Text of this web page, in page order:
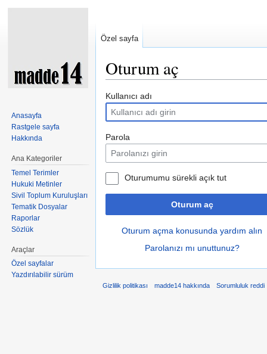
Oturum aç
Kullanıcı adı
Parola
Oturumumu sürekli açık tut
Oturum aç
Oturum açma konusunda yardım alın
Parolanızı mı unuttunuz?
Özel sayfa
Anasayfa
Rastgele sayfa
Hakkında
Ana Kategoriler
Temel Terimler
Hukuki Metinler
Sivil Toplum Kuruluşları
Tematik Dosyalar
Raporlar
Sözlük
Araçlar
Özel sayfalar
Yazdırılabilir sürüm
Gizlilik politikası madde14 hakkında Sorumluluk reddi